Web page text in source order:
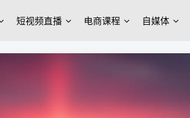
短视频直播 电商课程 自媒体